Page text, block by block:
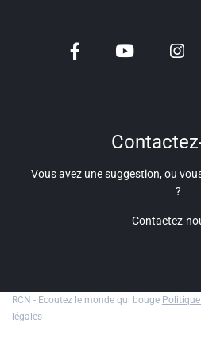
Vous avez une suggestion, ou
?
Contactez-
RCN - Ecoutez le monde qui bouge
légales